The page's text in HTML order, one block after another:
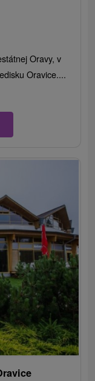
Oravy, v
Oravice....